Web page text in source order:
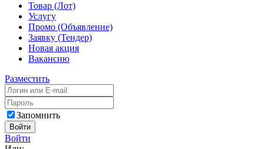
Товар (Лот)
Услугу
Промо (Объявление)
Заявку (Тендер)
Новая акция
Вакансию
Разместить
Запомнить
Войти
Войти